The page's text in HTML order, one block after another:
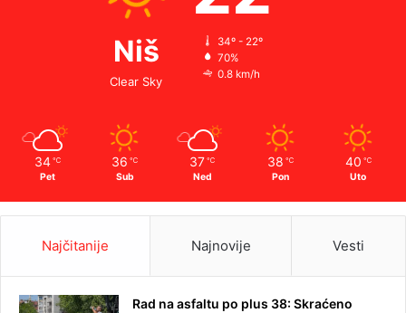
Niš
Clear Sky
34º - 22º
70%
0.8 km/h
34 ℃
Pet
36 ℃
Sub
37 ℃
Ned
38 ℃
Pon
40 ℃
Uto
Najčitanije Najnovije Vesti
Rad na asfaltu po plus 38: Skraćeno